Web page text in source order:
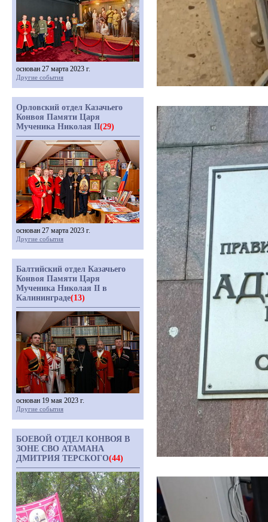
основан 27 марта 2023 г.
Другие события
Орловский отдел Казачьего
Конвоя Памяти Царя
Мученика Николая II(29)
основан 27 марта 2023 г.
Другие события
Балтийский отдел Казачьего
Конвоя Памяти Царя
Мученика Николая II в
Калининграде(13)
основан 19 мая 2023 г.
Другие события
БОЕВОЙ ОТДЕЛ КОНВОЯ В
ЗОНЕ СВО АТАМАНА
ДМИТРИЯ ТЕРСКОГО(44)